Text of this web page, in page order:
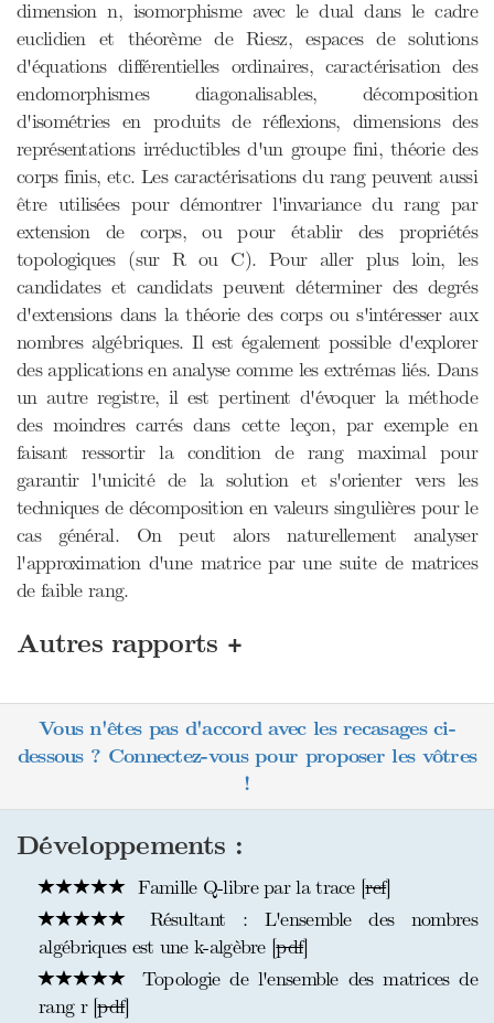
dimension n, isomorphisme avec le dual dans le cadre
euclidien et théorème de Riesz, espaces de solutions
d'équations différentielles ordinaires, caractérisation des
endomorphismes diagonalisables, décomposition
d'isométries en produits de réflexions, dimensions des
représentations irréductibles d'un groupe fini, théorie des
corps finis, etc. Les caractérisations du rang peuvent aussi
être utilisées pour démontrer l'invariance du rang par
extension de corps, ou pour établir des propriétés
topologiques (sur R ou C). Pour aller plus loin, les
candidates et candidats peuvent déterminer des degrés
d'extensions dans la théorie des corps ou s'intéresser aux
nombres algébriques. Il est également possible d'explorer
des applications en analyse comme les extrémas liés. Dans
un autre registre, il est pertinent d'évoquer la méthode
des moindres carrés dans cette leçon, par exemple en
faisant ressortir la condition de rang maximal pour
garantir l'unicité de la solution et s'orienter vers les
techniques de décomposition en valeurs singulières pour le
cas général. On peut alors naturellement analyser
l'approximation d'une matrice par une suite de matrices
de faible rang.
Autres rapports +
Vous n'êtes pas d'accord avec les recasages ci-
dessous ? Connectez-vous pour proposer les vôtres
!
Développements :
Famille Q-libre par la trace [ref]
Résultant : L'ensemble des nombres
algébriques est une k-algèbre [pdf]
Topologie de l'ensemble des matrices de
rang r [pdf]